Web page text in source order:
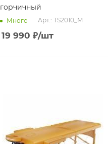
горчичный
Много Арт.: TS2010_M
19 990 ₽/шт